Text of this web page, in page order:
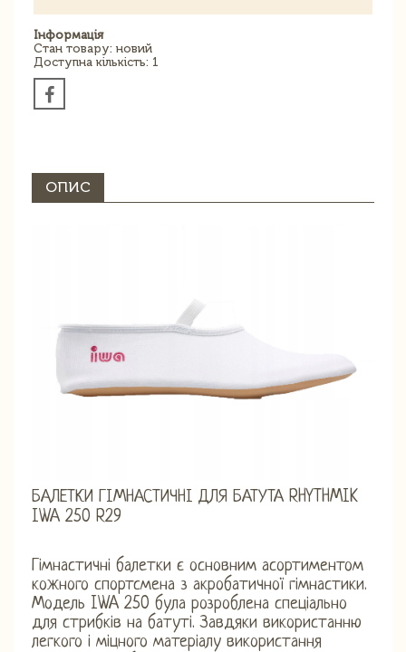
Інформація
Стан товару: новий
Доступна кількість: 1
ОПИС
БАЛЕТКИ ГІМНАСТИЧНІ ДЛЯ БАТУТА RHYTHMIK
IWA 250 R29
Гімнастичні балетки є основним асортиментом
кожного спортсмена з акробатичної гімнастики.
Модель IWA 250 була розроблена спеціально
для стрибків на батуті. Завдяки використанню
легкого і міцного матеріалу використання